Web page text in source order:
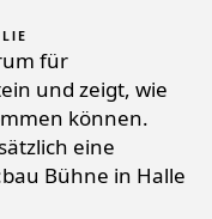
für
und zeigt, wie
können.
eine
Bühne in Halle